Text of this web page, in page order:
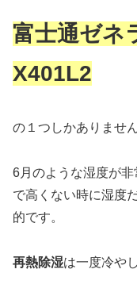
富士通ゼ
X401L2
の１つしかありません
6月のような湿度が
で高くない時に湿度
的です。
再熱除湿は一度冷や